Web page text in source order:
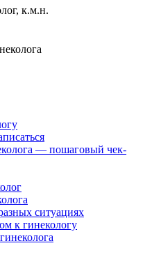
к.м.н.
— пошаговый чек-
ситуациях
к гинекологу